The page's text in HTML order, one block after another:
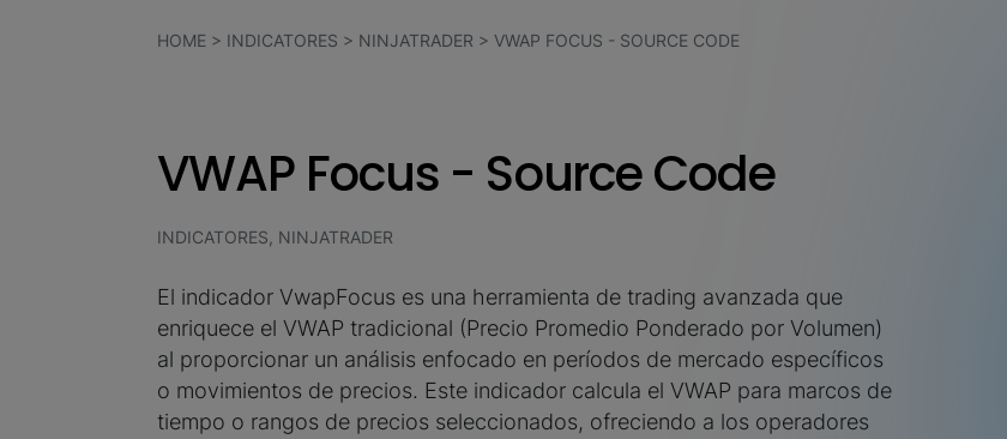
HOME> INDICATORES > NINJATRADER > VWAP FOCUS - SOURCE CODE
VWAP Focus - Source Code
INDICATORES, NINJATRADER
El indicador VwapFocus es una herramienta de trading avanzada que
enriquece el VWAP tradicional (Precio Promedio Ponderado por Volumen)
al proporcionar un análisis enfocado en períodos de mercado específicos
o movimientos de precios. Este indicador calcula el VWAP para marcos de
tiempo o rangos de precios seleccionados, ofreciendo a los operadores